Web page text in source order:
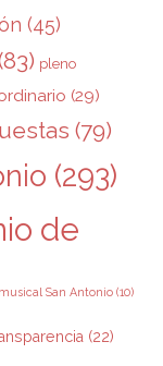
(45)
pleno
(29)
(79)
(293)
de
San Antonio (10)
(22)